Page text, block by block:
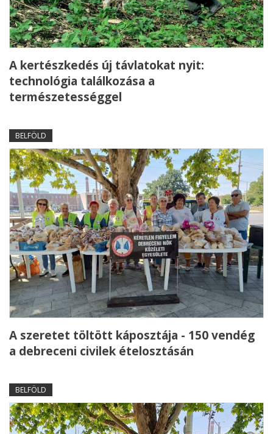
A kertészkedés új távlatokat nyit:
technológia találkozása a
természetességgel
BELFÖLD
A szeretet töltött káposztája - 150 vendég
a debreceni civilek ételosztásán
BELFÖLD